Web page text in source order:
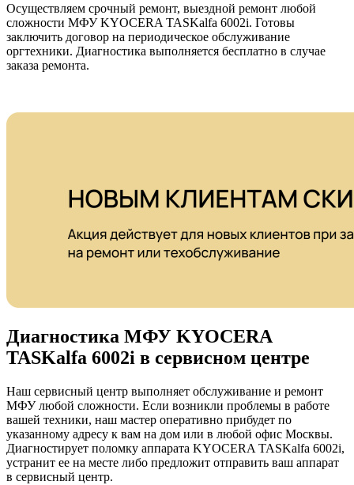
Осуществляем срочный ремонт, выездной ремонт любой
сложности МФУ KYOCERA TASKalfa 6002i. Готовы
заключить договор на периодическое обслуживание
оргтехники. Диагностика выполняется бесплатно в случае
заказа ремонта.
Диагностика МФУ KYOCERA
TASKalfa 6002i в сервисном центре
Наш сервисный центр выполняет обслуживание и ремонт
МФУ любой сложности. Если возникли проблемы в работе
вашей техники, наш мастер оперативно прибудет по
указанному адресу к вам на дом или в любой офис Москвы.
Диагностирует поломку аппарата KYOCERA TASKalfa 6002i,
устранит ее на месте либо предложит отправить ваш аппарат
в сервисный центр.